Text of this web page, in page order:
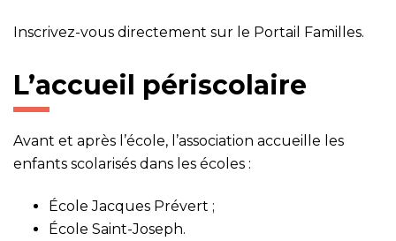
Inscrivez-vous directement sur le Portail Familles.
L’accueil périscolaire
Avant et après l’école, l’association accueille les
enfants scolarisés dans les écoles :
École Jacques Prévert ;
École Saint-Joseph.